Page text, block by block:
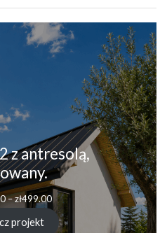
z antresolą,
–zł499.00
projekt